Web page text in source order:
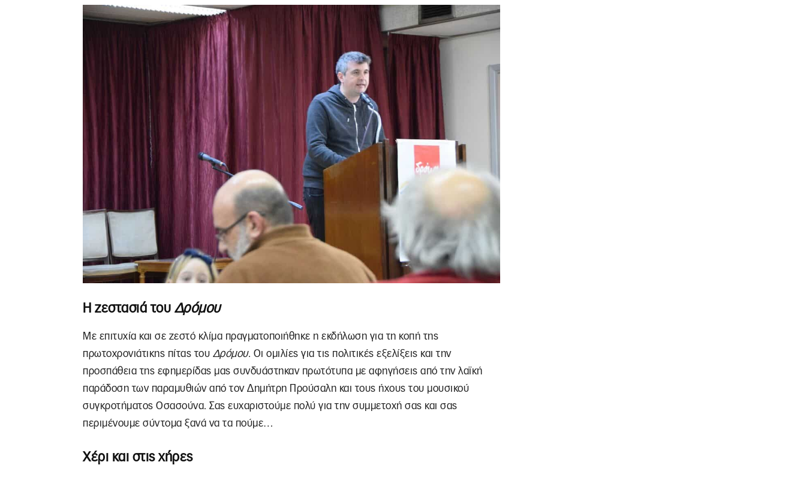
Η ζεστασιά του Δρόμου
Με επιτυχία και σε ζεστό κλίμα πραγματοποιήθηκε η εκδήλωση για τη κοπή της
πρωτοχρονιάτικης πίτας του Δρόμου. Οι ομιλίες για τις πολιτικές εξελίξεις και την
προσπάθεια της εφημερίδας μας συνδυάστηκαν πρωτότυπα με αφηγήσεις από την λαϊκή
παράδοση των παραμυθιών από τον Δημήτρη Προύσαλη και τους ήχους του μουσικού
συγκροτήματος Οσασούνα. Σας ευχαριστούμε πολύ για την συμμετοχή σας και σας
περιμένουμε σύντομα ξανά να τα πούμε…
Χέρι και στις χήρες